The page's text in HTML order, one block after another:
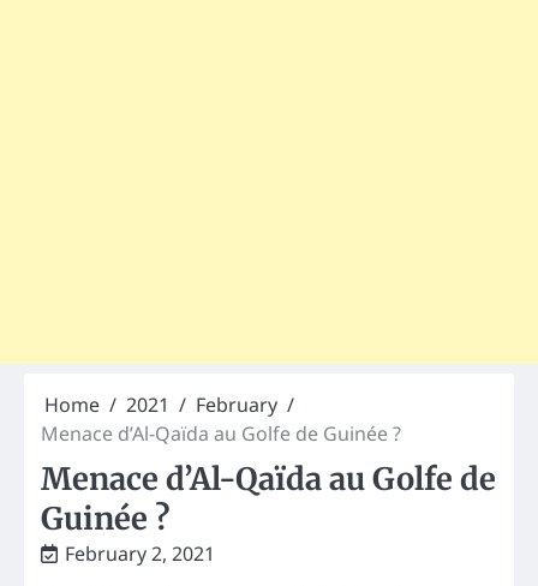
Home 2021
February
Menace d’Al-Qaïda au Golfe de Guinée ?
Menace d’Al-Qaïda au Golfe de
Guinée ?
February 2, 2021